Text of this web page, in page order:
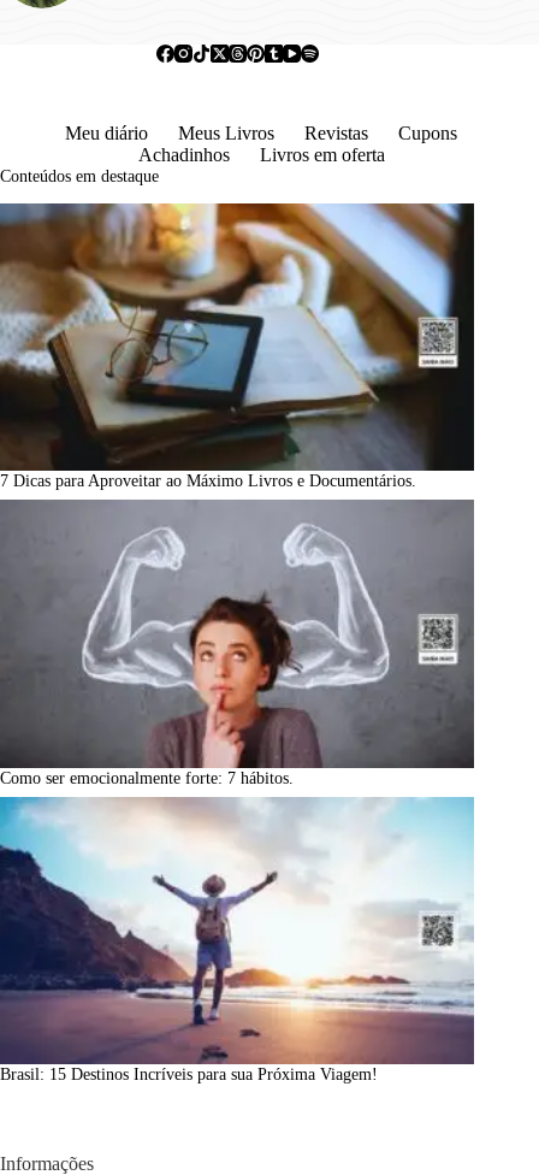
Meu diário Meus Livros Revistas
Cupons
Achadinhos
Livros em oferta
Conteúdos em destaque
7 Dicas para Aproveitar ao Máximo Livros e Documentários.
Como ser emocionalmente forte: 7 hábitos.
Brasil: 15 Destinos Incríveis para sua Próxima Viagem!
Informações